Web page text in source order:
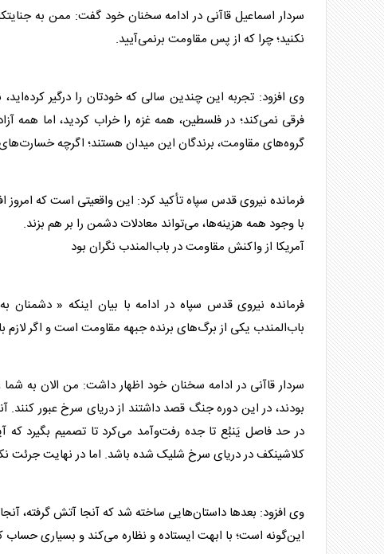
سردار اسماعیل قاآنی در ادامه سخنان خود گفت: ممن به
نکنید؛ چرا که از پس مقاومت برنمی‌آیید.
وی افزود: تجربه این چندین سالی که خودتان را درگیر
فرقی نمی‌کند؛ در فلسطین، همه غزه را خراب کردید، اما همه
گروه‌های مقاومت، برندگان این میدان هستند؛ اگرچه
فرمانده نیروی قدس سپاهتأکید کرد: این واقعیتی است که
با وجود همه هزینه‌ها، می‌تواند معادلات دشمن را بر هم بزند.
آمریکا از واکنش مقاومت در باب‌المندب نگران بود
فرمانده نیروی قدس سپاه در ادامه با بیان اینکه «
باب‌المندب یکی از برگ‌های برنده جبهه مقاومت است و اگر
سردار قاآنی در ادامه سخنان خود اظهار داشت: من الان به
بودند، در این دوره جنگ قصد داشتند از دریای سرخ عبور
در حد فاصل یَنبُع تا جده رفت‌وآمد می‌کرد تا تصمیم بگیرد که
کلاشینکف در دریای سرخ شلیک شده باشد. اما در نهایت جرئت
وی افزود: بعدها داستان‌هایی ساخته شد که آنجا آتش گرفته،
این‌گونه است؛ با ابهت ایستاده و نظاره می‌کند و بسیاری حساب